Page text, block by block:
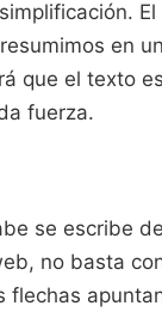
en
que el texto
fuerza.
se escribe
no basta